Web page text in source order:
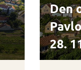
Den
28.